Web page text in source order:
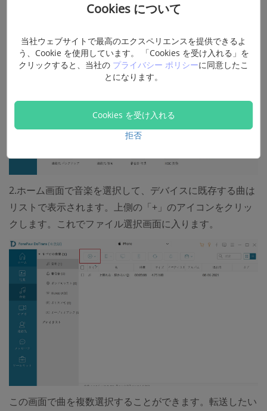
ジでデバイスの情報は表示されます。
2.ホーム画面で音楽を選択して、デバイスに既存する曲は
リストで表示されます。上側の「+」のアイコンをクリッ
クします。これでファイル選択画面に入ります。
この画面で曲を複数選択することができます。転送したい
Cookies について
当社ウェブサイトで最高のエクスペリエンスを提供できるよ
う、Cookie を使用しています。 「Cookies を受け入れる」を
クリックすると、当社の プライバシー ポリシーに同意したこ
とになります。
Cookies を受け入れる
拒否